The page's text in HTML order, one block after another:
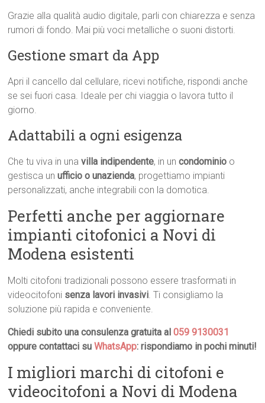
Grazie alla qualità audio digitale, parli con chiarezza e senza
rumori di fondo. Mai più voci metalliche o suoni distorti.
Gestione smart da App
Apri il cancello dal cellulare, ricevi notifiche, rispondi anche
se sei fuori casa. Ideale per chi viaggia o lavora tutto il
giorno.
Adattabili a ogni esigenza
Che tu viva in unavilla indipendente, in uncondominio o
gestisca unufficio o unazienda, progettiamo impianti
personalizzati, anche integrabili con la domotica.
Perfetti anche per aggiornare
impianti citofonici a Novi di
Modena esistenti
Molti citofoni tradizionali possono essere trasformati in
videocitofoni senza lavori invasivi. Ti consigliamo la
soluzione più rapida e conveniente.
Chiedi subito una consulenza gratuita al059 9130031
oppure contattaci suWhatsApp: rispondiamo in pochi minuti!
I migliori marchi di citofoni e
videocitofoni a Novi di Modena